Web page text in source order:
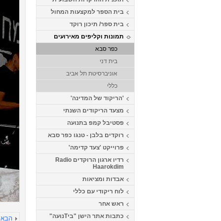
בית הספר למקצעות המחול
בית ספר/ תיכון רוקד
תמונות וקליפים מאירועים
כפר סבא
בית דני
אוניברסיטת תל אביב
כללי
'הריקוד של המדינה'
מצעד הריקודים השנתי
פסטיבל קמפ בתנועה
רוקדים בלבן - טנגו כפר סבא
פרוייקט 'צעד קדימה'
רדיו ארגון הרוקדים Radio
Haarokdim
אבדות ומציאות
לוח ריקודי עם כללי
ראש אחר
כתבות אתר הישן "ביTנועה"
הבא